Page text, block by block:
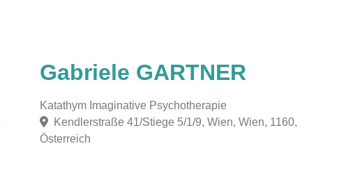
Gabriele GARTNER
Katathym Imaginative Psychotherapie
Kendlerstraße 41/Stiege 5/1/9, Wien, Wien, 1160,
Österreich